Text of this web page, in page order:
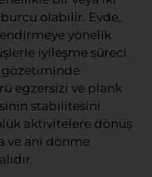
olabilir. Evde,
yönelik
iyileşme süreci
gözetiminde
egzersizi ve plank
stabilitesini
aktivitelere dönüş
ve ani dönme